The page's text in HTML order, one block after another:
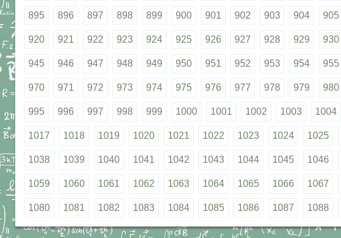
895 896 897 898 899 900 901 902 903 904 905
920 921 922 923 924 925 926 927 928 929 930
945 946 947 948 949 950 951 952 953 954 955
970 971 972 973 974 975 976 977 978 979 980
995 996 997 998 999 1000 1001 1002 1003 1004
1017 1018 1019 1020 1021 1022 1023 1024 1025
1038 1039 1040 1041 1042 1043 1044 1045 1046
1059 1060 1061 1062 1063 1064 1065 1066 1067
1080 1081 1082 1083 1084 1085 1086 1087 1088